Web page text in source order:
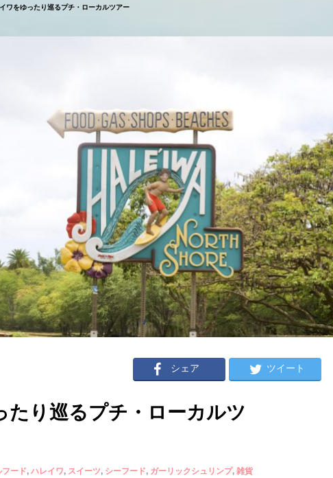
ワをゆったり巡るプチ・ローカルツアー
シェア ツイート
たり巡るプチ・ローカルツ
フード ハレイワ スイーツ シーフード ガーリックシュリンプ 雑貨